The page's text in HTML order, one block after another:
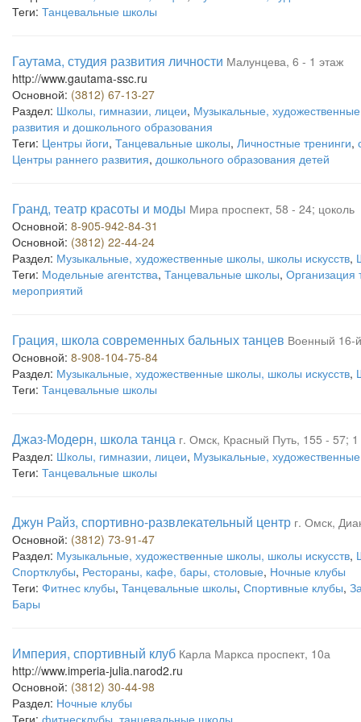
Теги: Танцевальные школы
Гаутама, студия развития личности Малунцева, 6 - 1 этаж
http://www.gautama-ssc.ru
Основной: (3812) 67-13-27
Раздел: Школы, гимназии, лицеи, Музыкальные,
развития и дошкольного образования
Теги: Центры йоги, Танцевальные школы, Личностные тренинги,
Центры раннего развития, дошкольного образования детей
Гранд, театр красоты и моды Мира проспект, 58 - 24; цоколь
Основной: 8-905-942-84-31
Основной: (3812) 22-44-24
Раздел: Музыкальные, художественные школы, школы искусств,
Теги: Модельные агентства, Танцевальные школы, Организация
мероприятий
Грация, школа современных бальных танцев Военный 16-
Основной: 8-908-104-75-84
Раздел: Музыкальные, художественные школы, школы искусств,
Теги: Танцевальные школы
Джаз-Модерн, школа танца г. Омск, Красный Путь, 155 - 57; 1
Раздел: Школы, гимназии, лицеи, Музыкальные,
Теги: Танцевальные школы
Джун Райз, спортивно-развлекательный центр г. Омск,
Основной: (3812) 73-91-47
Раздел: Музыкальные, художественные школы, школы искусств,
Спортклубы, Рестораны, кафе, бары, столовые, Ночные клубы
Теги: Фитнес клубы, Танцевальные школы, Спортивные клубы,
Бары
Империя, спортивный клуб Карла Маркса проспект, 10а
http://www.imperia-julia.narod2.ru
Основной: (3812) 30-44-98
Раздел: Ночные клубы
Теги: фитнесклубы, танцевальные школы